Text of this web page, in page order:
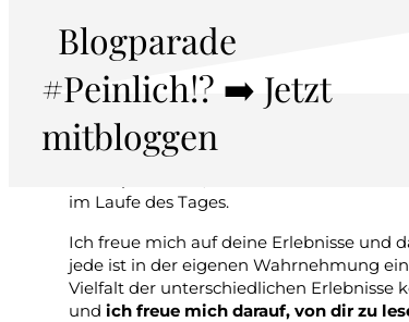
Blogparade
#Peinlich!? ➡️ Jetzt
mitbloggen
zurück!
Anleitung
Sobald du deinen eigenen Artikel mit
im Laufe des Tages.
Ich freue mich auf deine Erlebnisse und
jede ist in der eigenen Wahrnehmung
Vielfalt der unterschiedlichen Erlebnisse
und ich freue mich darauf, von dir zu